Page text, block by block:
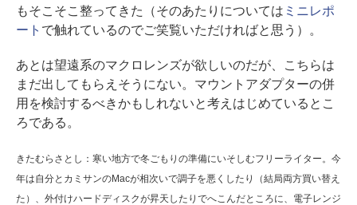
もそこそこ整ってきた（そのあたりについては ミニレポ
ート で触れているのでご笑覧いただければと思う）。
あとは望遠系のマクロレンズが欲しいのだが、こちらは
まだ出してもらえそうにない。マウントアダプターの併
用を検討するべきかもしれないと考えはじめているとこ
ろである。
きたむらさとし：寒い地方で冬ごもりの準備にいそしむフリーライター。今
年は自分とカミサンのMacが相次いで調子を悪くしたり（結局両方買い替え
た）、外付けハードディスクが昇天したりでへこんだところに、電子レンジ